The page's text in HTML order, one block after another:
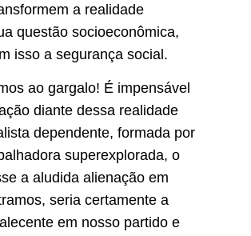
a realidade
questão socioeconômica,
isso a segurança social.
ao gargalo! É impensável
diante dessa realidade
dependente, formada por
superexplorada, o
a aludida alienação em
seria certamente a
em nosso partido e